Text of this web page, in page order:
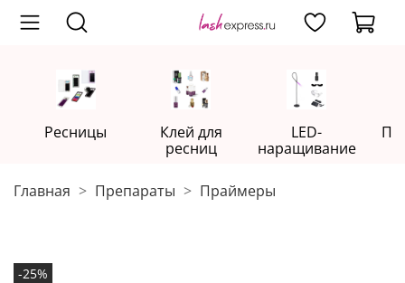
Ресницы
Клей для
ресниц
LED-
наращивание
Главная Препараты Праймеры
-25%